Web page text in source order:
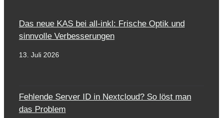
Das neue KAS bei all-inkl: Frische Optik und
sinnvolle Verbesserungen
13. Juli 2026
Fehlende Server ID in Nextcloud? So löst man
das Problem